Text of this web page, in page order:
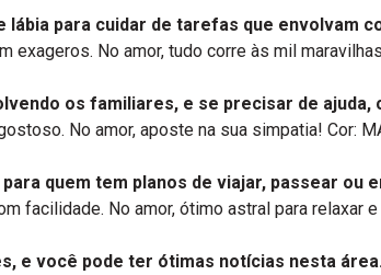
lábia para cuidar de tarefas que envolvam
No amor, tudo corre às mil
os familiares, e se precisar de ajuda,
No amor, aposte na sua simpatia! Cor:
quem tem planos de viajar, passear ou
facilidade. No amor, ótimo astral para relaxar e
e você pode ter ótimas notícias nesta área.